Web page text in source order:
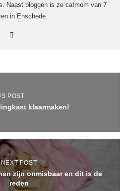
Naast bloggen is ze catmom van 7
in Enschede.
POST
klaarmaken!
NEXT POST
zijn onmisbaar en dit is de
reden